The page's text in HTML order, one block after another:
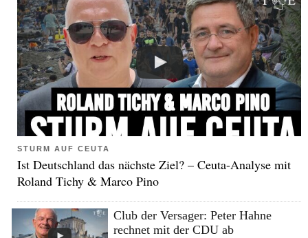
STURM AUF CEUTA
Ist Deutschland das nächste Ziel? – Ceuta-Analyse mit
Roland Tichy & Marco Pino
Club der Versager: Peter Hahne
rechnet mit der CDU ab